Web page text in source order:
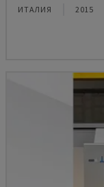
ИТАЛИЯ 2015